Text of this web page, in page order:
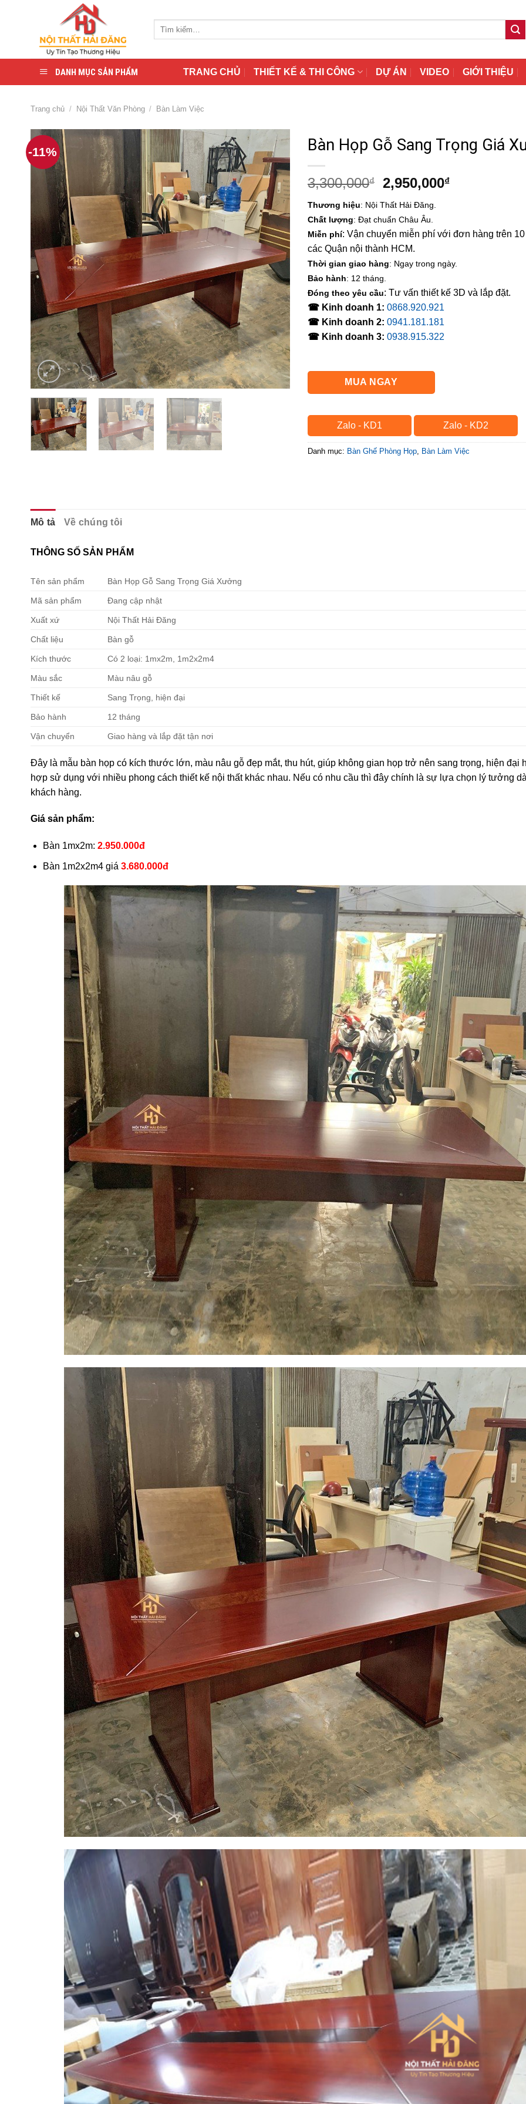
DANH MỤC SẢN PHẨM TRANG CHỦ THIẾT KẾ & THI CÔNG DỰ ÁN VIDEO GIỚI THIỆU
Trang chủ / Nội Thất Văn Phòng / Bàn Làm Việc
-11% Bàn Họp Gỗ Sang Trọng Giá
3,300,000₫
Giá
là:
3,300,000₫.
2,950,000₫Giá
2,950,000₫.
Thương hiệu: Nội Thất Hải Đăng.
Chất lượng: Đạt chuẩn Châu Âu.
Miễn phí: Vận chuyển miễn phí với đơn hàng trên 10
các Quận nội thành HCM.
Thời gian giao hàng: Ngay trong ngày.
Bảo hành: 12 tháng.
Đóng theo yêu cầu: Tư vấn thiết kế 3D và lắp đặt.
☎ Kinh doanh 1: 0868.920.921
☎ Kinh doanh 2: 0941.181.181
☎ Kinh doanh 3: 0938.915.322
MUA NGAY
Zalo - KD1 Zalo - KD2
Danh mục: Bàn Ghế Phòng Họp Bàn Làm Việc
Mô tả Về chúng tôi
THÔNG SỐ SẢN PHẨM
Tên sản phẩm Bàn Họp Gỗ Sang Trọng Giá Xưởng
Mã sản phẩm Đang cập nhật
Xuất xứ Nội Thất Hải Đăng
Chất liệu Bàn gỗ
Kích thước Có 2 loại: 1mx2m, 1m2x2m4
Màu sắc Màu nâu gỗ
Thiết kế Sang Trọng, hiện đại
Bảo hành 12 tháng
Vận chuyển Giao hàng và lắp đặt tận nơi
Đây là mẫu bàn họp có kích thước lớn, màu nâu gỗ đẹp mắt, thu hút, giúp không gian họp trở nên sang trọng, hiện đại
hợp sử dụng với nhiều phong cách thiết kế nội thất khác nhau. Nếu có nhu cầu thì đây chính là sự lựa chọn lý tưởng
khách hàng.
Giá sản phẩm:
Bàn 1mx2m: 2.950.000đ
Bàn 1m2x2m4 giá 3.680.000đ